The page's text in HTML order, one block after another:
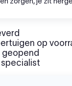
op
geopend